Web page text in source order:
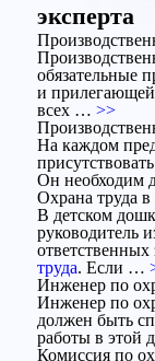
эксперта
обязательные
и прилегающей
всех … >>
На каждом
Он необходим
Охрана труда
В детском
руководитель
труда. Если …
Инженер по
Инженер по
должен быть
работы в этой
Комиссия по